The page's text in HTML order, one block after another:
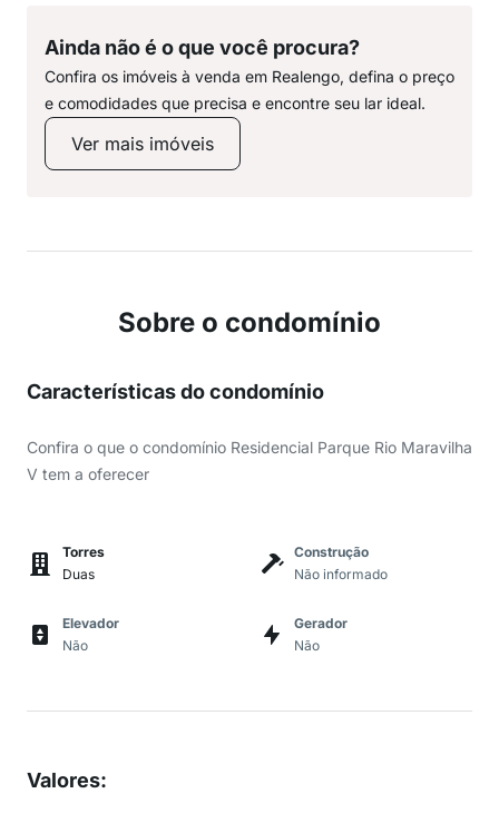
Ainda não é o que você procura?
Confira os imóveis à venda em Realengo, defina o preço
e comodidades que precisa e encontre seu lar ideal.
Ver mais imóveis
Sobre o condomínio
Características do condomínio
Confira o que o condomínio Residencial Parque Rio Maravilha
V tem a oferecer
Torres
Duas
Construção
Não informado
Elevador
Não
Gerador
Não
Valores: